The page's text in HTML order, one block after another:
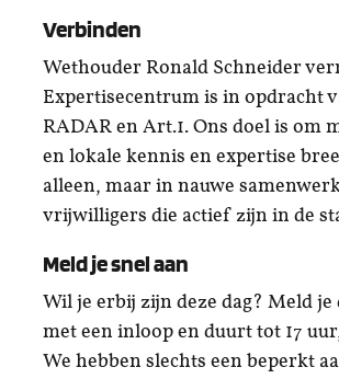
Verbinden
Wethouder Ronald Schneider
Expertisecentrum is in opdracht
RADAR en Art.1. Ons doel is om
en lokale kennis en expertise
alleen, maar in nauwe
vrijwilligers die actief zijn in de
Meld je snel aan
Wil je erbij zijn deze dag? Meld
met een inloop en duurt tot 17
We hebben slechts een beperkt